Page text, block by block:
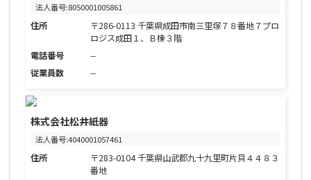
法人番号:8050001005861
住所
〒286-0113 千葉県成田市南三里塚７８番地７プロ
ロジス成田１、Ｂ棟３階
電話番号
--
従業員数
--
株式会社松井紙器
法人番号:4040001057461
住所
〒283-0104 千葉県山武郡九十九里町片貝４４８３
番地